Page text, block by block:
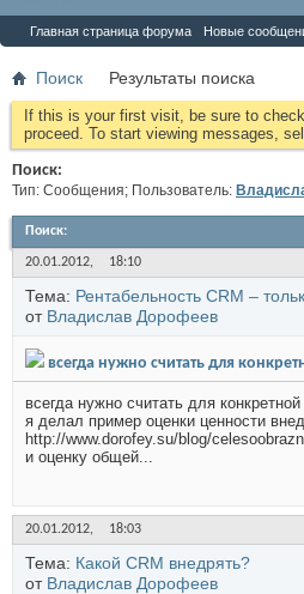
Главная страница форума Новые
Поиск Результаты поиска
If this is your first visit, be sure to
proceed. To start viewing messages,
Поиск:
Тип: Сообщения; Пользователь:
Поиск:
20.01.2012, 18:10
Тема: Рентабельность CRM –
от Владислав Дорофеев
всегда нужно считать для
всегда нужно считать для
я делал пример оценки ценности
http://www.dorofey.su/blog/
и оценку общей...
20.01.2012, 18:03
Тема: Какой CRM внедрять?
от Владислав Дорофеев